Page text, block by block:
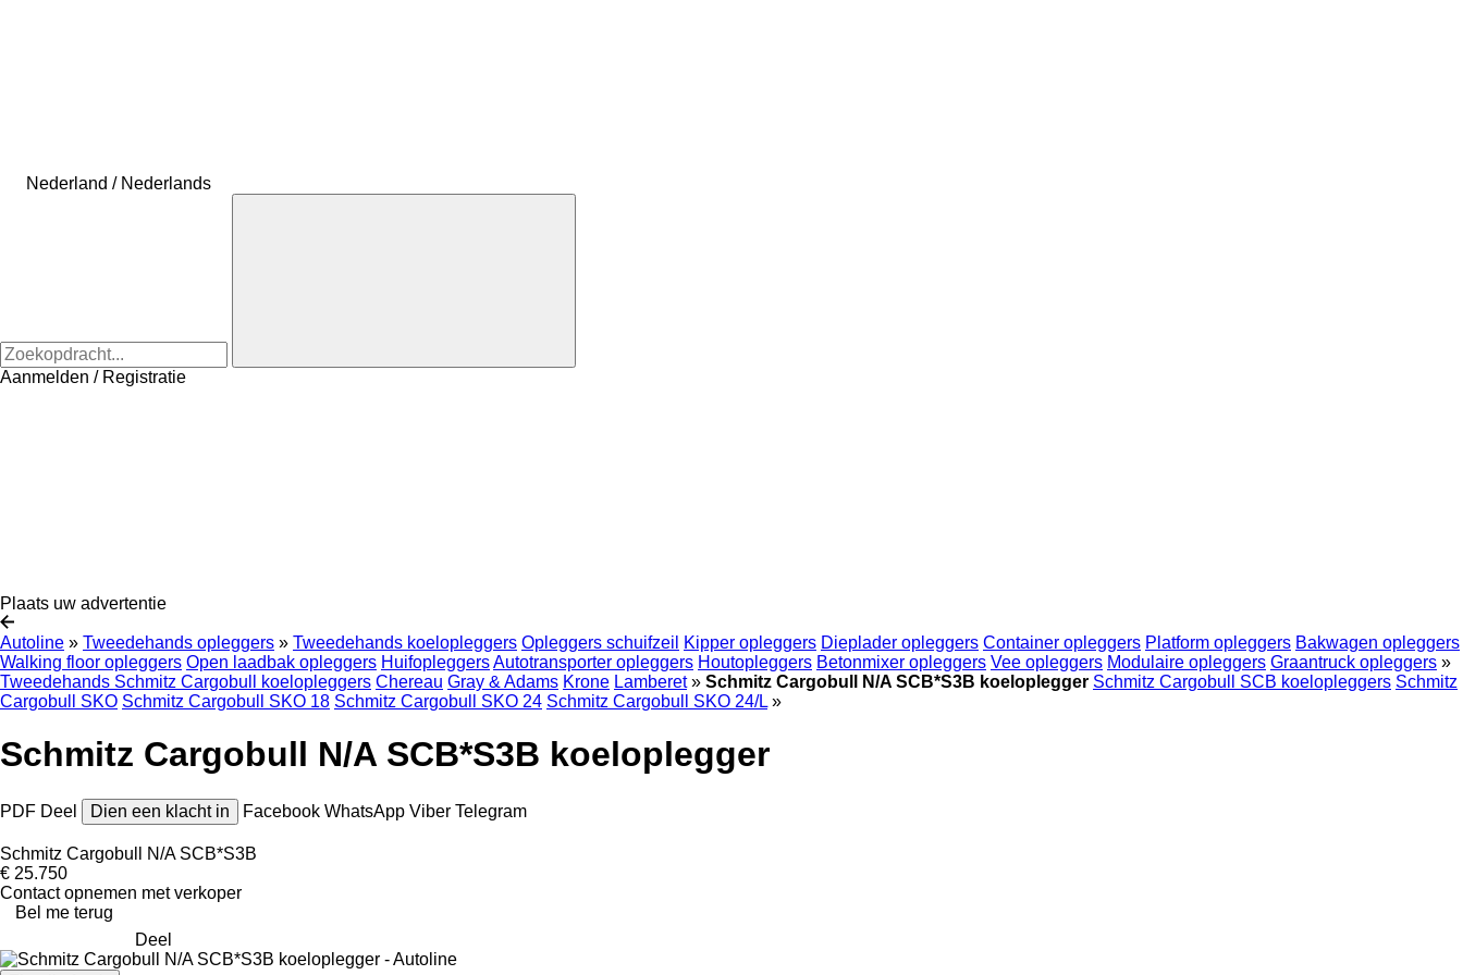
Nederland / Nederlands
Aanmelden / Registratie
Plaats uw advertentie
Autoline » Tweedehands opleggers » Tweedehands koelopleggers Opleggers schuifzeil Kipper opleggers Dieplader opleggers Container opleggers Platform opleggers Bakwagen opleggers
Walking floor opleggers Open laadbak opleggers HuifopleggersAutotransporter opleggers Houtopleggers Betonmixer opleggers Vee opleggers Modulaire opleggers Graantruck opleggers »
Tweedehands Schmitz Cargobull koelopleggers Chereau Gray & Adams Krone Lamberet » Schmitz Cargobull N/A SCB*S3B koeloplegger Schmitz Cargobull SCB koelopleggers Schmitz
Cargobull SKO Schmitz Cargobull SKO 18 Schmitz Cargobull SKO 24 Schmitz Cargobull SKO 24/L »
Schmitz Cargobull N/A SCB*S3B koeloplegger
PDF Deel Dien een klacht in Facebook WhatsApp Viber Telegram
Schmitz Cargobull N/A SCB*S3B
€ 25.750
Contact opnemen met verkoper
Bel me terug
Deel